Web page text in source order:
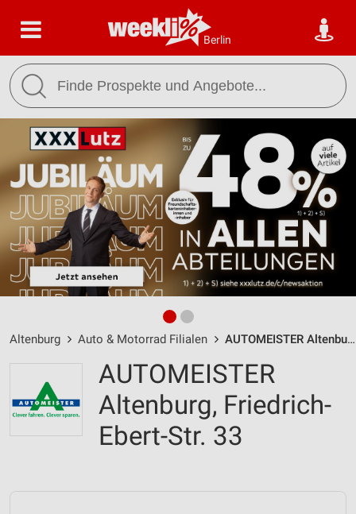
Berlin
Altenburg Auto & Motorrad Filialen AUTOMEISTER Altenburg / Friedrich-Ebert-Str. 33 - Öffnungszeiten & Adresse
AUTOMEISTER
Altenburg, Friedrich-
Ebert-Str. 33